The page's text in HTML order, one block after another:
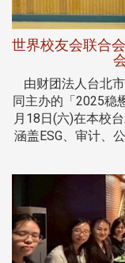
世界校友会联合
由财团法人台北
同主办的「2025稳
月18日(六)在本校
涵盖ESG、审计、